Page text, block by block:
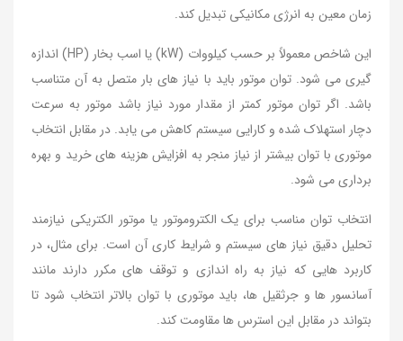
زمان معین به انرژی مکانیکی تبدیل کند.
این شاخص معمولاً بر حسب کیلووات (kW) یا اسب بخار (HP) اندازه
گیری می شود. توان موتور باید با نیاز های بار متصل به آن متناسب
باشد. اگر توان موتور کمتر از مقدار مورد نیاز باشد موتور به سرعت
دچار استهلاک شده و کارایی سیستم کاهش می یابد. در مقابل انتخاب
موتوری با توان بیشتر از نیاز منجر به افزایش هزینه های خرید و بهره
برداری می شود.
انتخاب توان مناسب برای یک الکتروموتور یا موتور الکتریکی نیازمند
تحلیل دقیق نیاز های سیستم و شرایط کاری آن است. برای مثال، در
کاربرد هایی که نیاز به راه اندازی و توقف های مکرر دارند مانند
آسانسور ها و جرثقیل ها، باید موتوری با توان بالاتر انتخاب شود تا
بتواند در مقابل این استرس ها مقاومت کند.